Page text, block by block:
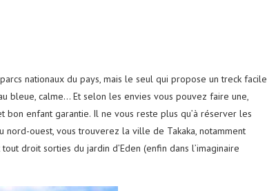
nationaux du pays, mais le seul qui propose un treck facile
bleue, calme… Et selon les envies vous pouvez faire une,
enfant garantie. Il ne vous reste plus qu’à réserver les
nord-ouest, vous trouverez la ville de Takaka, notamment
droit sorties du jardin d’Eden (enfin dans l’imaginaire